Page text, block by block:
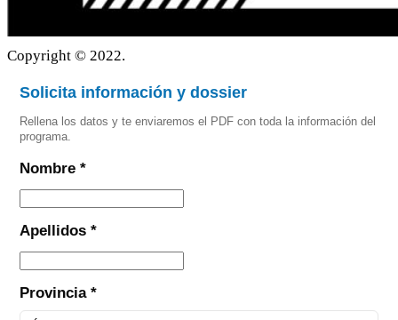
Copyright © 2022.
Solicita información y dossier
Rellena los datos y te enviaremos el PDF con toda la información del
programa.
Nombre *
Apellidos *
Provincia *